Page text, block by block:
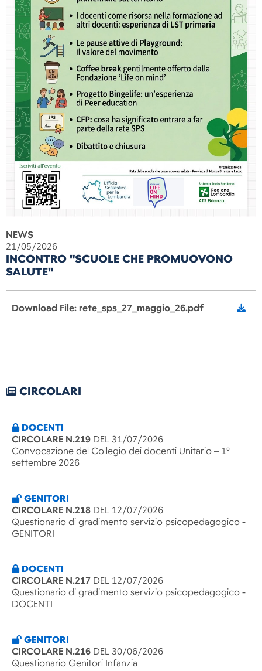
NEWS
21/05/2026
INCONTRO "SCUOLE CHE PROMUOVONO
SALUTE"
Download File: rete_sps_27_maggio_26.pdf
CIRCOLARI
DOCENTI
CIRCOLARE N.219 DEL 31/07/2026
Convocazione del Collegio dei docenti Unitario – 1°
settembre 2026
GENITORI
CIRCOLARE N.218 DEL 12/07/2026
Questionario di gradimento servizio psicopedagogico -
GENITORI
DOCENTI
CIRCOLARE N.217 DEL 12/07/2026
Questionario di gradimento servizio psicopedagogico -
DOCENTI
GENITORI
CIRCOLARE N.216 DEL 30/06/2026
Questionario Genitori Infanzia